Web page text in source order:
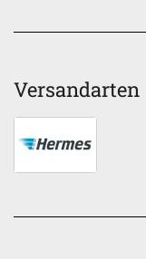
Versandarten